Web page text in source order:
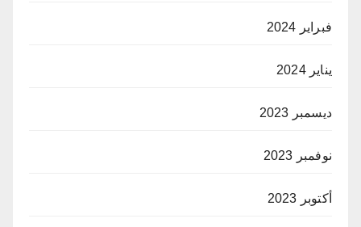
فبراير 2024
يناير 2024
ديسمبر 2023
نوفمبر 2023
أكتوبر 2023